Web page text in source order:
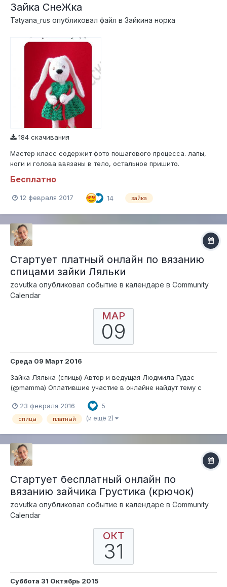
Зайка СнеЖка
Tatyana_rus опубликовал файл в Зайкина норка
184 скачивания
Мастер класс содержит фото пошагового процесса. лапы,
ноги и голова ввязаны в тело, остальное пришито.
каприза" 50гр/225м. Крючок 1,75 МК не содержит уроков по
вязанию крючком, предполагается наличие основных
навыков вязания. Данный МК являет...
Бесплатно
12 февраля 2017 14 зайка
Стартует платный онлайн по вязанию
спицами зайки Ляльки
zovutka опубликовал событие в календаре в Community
Calendar
МАР
09
Среда 09 Март 2016
Зайка Лялька (спицы) Автор и ведущая Людмила Гудас
(@mamma) Оплатившие участие в онлайне найдут тему с
комнате
23 февраля 2016 5
спицы платный (и ещё 2)
Стартует бесплатный онлайн по
вязанию зайчика Грустика (крючок)
zovutka опубликовал событие в календаре в Community
Calendar
ОКТ
31
Суббота 31 Октябрь 2015